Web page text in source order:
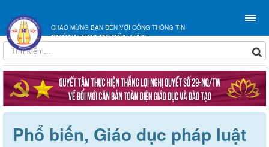
CHÀO MỪNG BẠN ĐẾN VỚI CỔNG THÔNG TIN
PHÒNG GD&ĐT BẾN CÁT
Phổ biến, Giáo dục pháp luật